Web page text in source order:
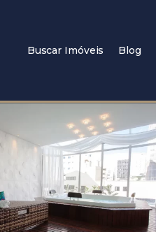
Buscar Imóveis Blog